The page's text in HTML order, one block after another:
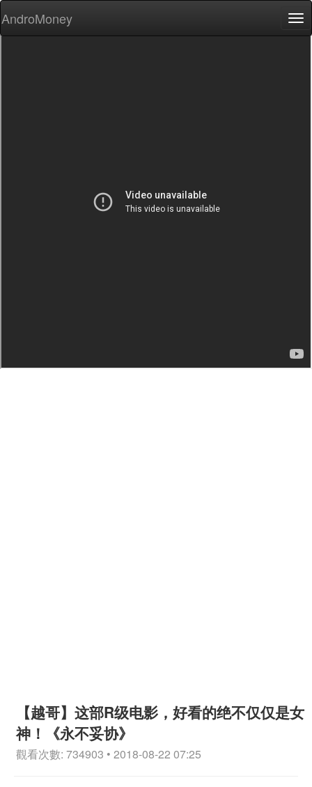
AndroMoney
【越哥】这部R级电影，好看的绝不仅仅是女
神！《永不妥协》
觀看次數: 734903 • 2018-08-22 07:25